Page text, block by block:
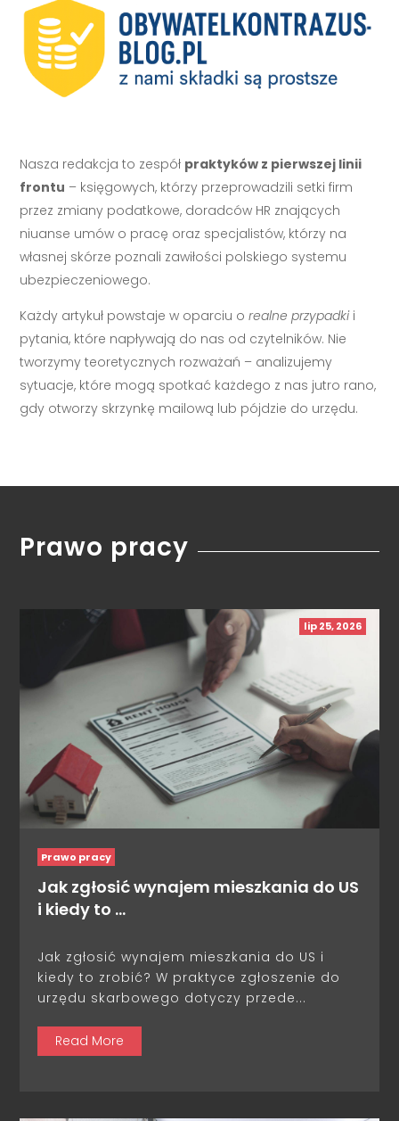
Nasza redakcja to zespół praktyków z pierwszej linii
frontu – księgowych, którzy przeprowadzili setki firm
przez zmiany podatkowe, doradców HR znających
niuanse umów o pracę oraz specjalistów, którzy na
własnej skórze poznali zawiłości polskiego systemu
ubezpieczeniowego.
Każdy artykuł powstaje w oparciu orealne przypadkii
pytania, które napływają do nas od czytelników. Nie
tworzymy teoretycznych rozważań – analizujemy
sytuacje, które mogą spotkać każdego z nas jutro rano,
gdy otworzy skrzynkę mailową lub pójdzie do urzędu.
Prawo pracy
lip 25, 2026
Prawo pracy
Jak zgłosić wynajem mieszkania do US
i kiedy to …
Jak zgłosić wynajem mieszkania do US i
kiedy to zrobić? W praktyce zgłoszenie do
urzędu skarbowego dotyczy przede...
Read More